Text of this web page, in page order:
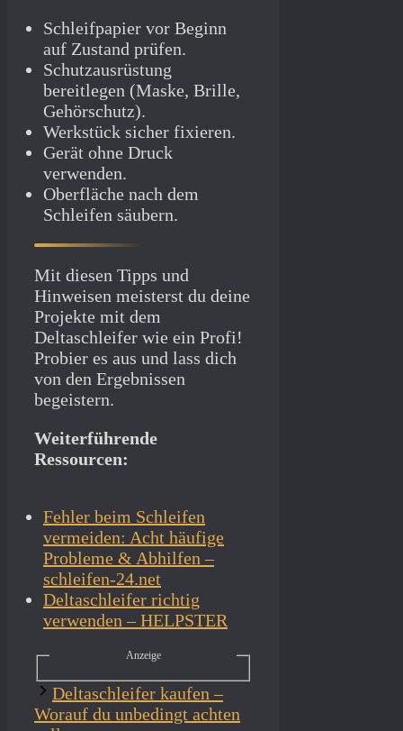
Schleifpapier vor Beginn
auf Zustand prüfen.
Schutzausrüstung
bereitlegen (Maske, Brille,
Gehörschutz).
Werkstück sicher fixieren.
Gerät ohne Druck
verwenden.
Oberfläche nach dem
Schleifen säubern.
Mit diesen Tipps und
Hinweisen meisterst du deine
Projekte mit dem
Deltaschleifer wie ein Profi!
Probier es aus und lass dich
von den Ergebnissen
begeistern.
Weiterführende
Ressourcen:
Fehler beim Schleifen
vermeiden: Acht häufige
Probleme & Abhilfen –
schleifen-24.net
Deltaschleifer richtig
verwenden – HELPSTER
Anzeige
Deltaschleifer kaufen –
Worauf du unbedingt achten